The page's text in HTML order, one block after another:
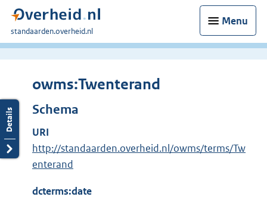
Menu
U
bent
standaarden.overheid.nl
owms:Twenterand
Schema
URI
http://standaarden.overheid.nl/owms/terms/Tw
enterand
dcterms:date